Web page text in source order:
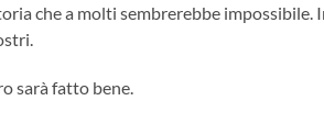
che a molti sembrerebbe impossibile.
sarà fatto bene.